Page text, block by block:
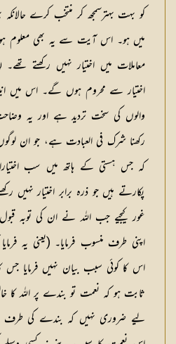
کو بہت بہترسمجھ کر منتخب کرے
میں ہو۔ اس آیت سے یہ بھی معلوم
معاملات میں اختیار نہیں رکھتے تھے۔
اختیار سے محروم ہوں گے۔ اس میں
والوں کی سخت تردید ہے اور یہ
رکھنا شرک فی العبادت ہے، جو ان
کہ جس ہستی کے ہاتھ میں سب
پکارتے ہیں جو ذرہ برابر اختیار نہیں
غور کیجیے جب اللہ نے ان کی توبہ
اپنی طرف منسوب فرمایا۔ (یعنی یہ
اس کا کوئی سبب بیان نہیں فرمایا جس کا
ثابت ہو کہ نعمت تو بندے پر اللہ
لیے ضروری نہیں کہ بندے کی طرف